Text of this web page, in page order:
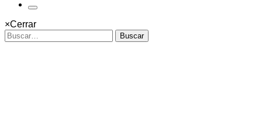
×Cerrar
Buscar